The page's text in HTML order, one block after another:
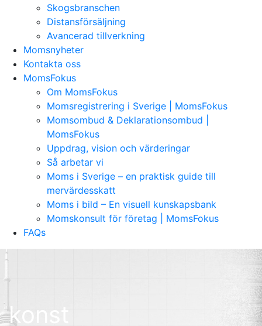
Skogsbranschen
Distansförsäljning
Avancerad tillverkning
Momsnyheter
Kontakta oss
MomsFokus
Om MomsFokus
Momsregistrering i Sverige | MomsFokus
Momsombud & Deklarationsombud |
MomsFokus
Uppdrag, vision och värderingar
Så arbetar vi
Moms i Sverige – en praktisk guide till
mervärdesskatt
Moms i bild – En visuell kunskapsbank
Momskonsult för företag | MomsFokus
FAQs
konst